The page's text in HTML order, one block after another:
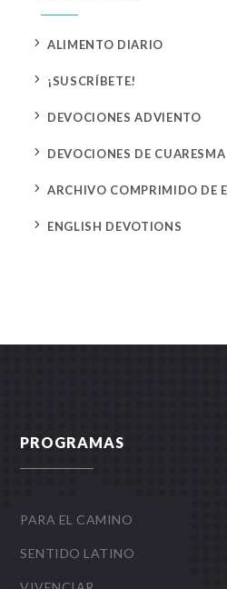
5 ALIMENTO DIARIO
5 ¡SUSCRÍBETE!
5 DEVOCIONES ADVIENTO
5 DEVOCIONES DE CUARESMA
5 ARCHIVO COMPRIMIDO DE
5 ENGLISH DEVOTIONS
PROGRAMAS
PARA EL CAMINO
SENTIDO LATINO